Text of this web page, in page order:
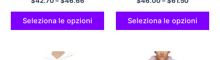
tasca per uomo e donna
Seleziona le opzioni Seleziona le opzioni